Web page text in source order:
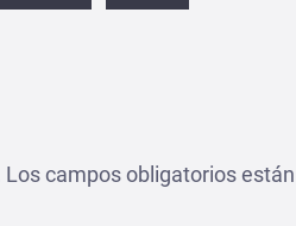
Los campos obligatorios están